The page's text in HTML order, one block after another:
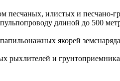
песчаных, илистых и песчано-
длиной до 500
якорей земснаряда
рыхлителей и